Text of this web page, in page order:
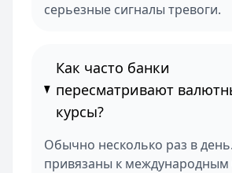
серьезные сигналы тревоги.
Как часто банки
пересматривают
курсы?
Обычно несколько раз в
привязаны к